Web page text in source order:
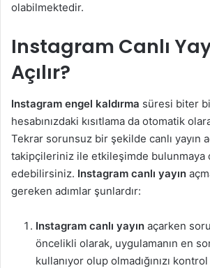
olabilmektedir.
Instagram Canlı
Açılır?
Instagram engel kaldırma süresi biter
hesabınızdaki kısıtlama da otomatik
Tekrar sorunsuz bir şekilde canlı yayın
takipçileriniz ile etkileşimde bulunmaya
edebilirsiniz. Instagram canlı yayın
gereken adımlar şunlardır:
Instagram canlı yayın açarken
öncelikli olarak, uygulamanın en
kullanıyor olup olmadığınızı kontrol